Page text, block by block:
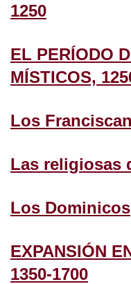
1250
EL PERÍODO
MÍSTICOS,
Los
Las religiosas
Los Dominicos
EXPANSIÓN
1350-1700